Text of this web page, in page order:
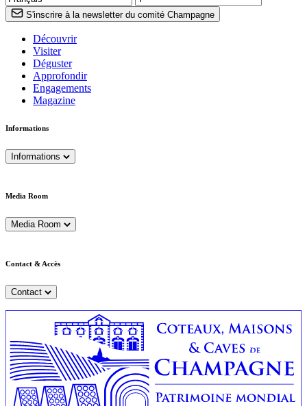
S'inscrire à la newsletter du comité Champagne
Découvrir
Visiter
Déguster
Approfondir
Engagements
Magazine
Informations
Informations
Media Room
Media Room
Contact & Accès
Contact